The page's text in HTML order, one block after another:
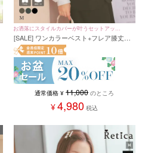
お洒落にスタイルカバーが叶うセットアップ
スーツ♪
[SALE] ワンカラーベスト+フレア膝丈ス
カートセットアップセレモニースーツ (M
サイズ)
通常価格 ¥ 11,000 のところ
¥4,980 税込